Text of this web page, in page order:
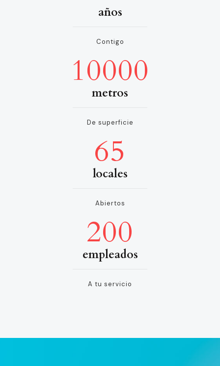
años
Contigo
10000
metros
De superficie
65
locales
Abiertos
200
empleados
A tu servicio